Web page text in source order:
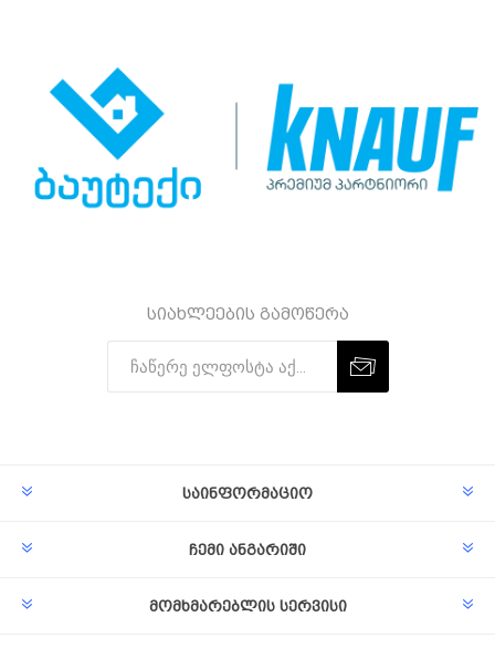
სიახლეების გამოწერა
საინფორმაციო
ჩემი ანგარიში
მომხმარებლის სერვისი